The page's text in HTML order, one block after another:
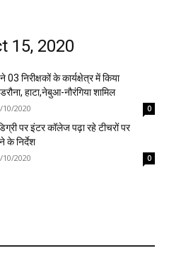
15, 2020
निरीक्षकों के कार्यक्षेत्र में किया
हाटा,नेबुआ-नौरंगिया शामिल
10/2020 0
पर इंटर कॉलेज पढ़ा रहे टीचरों पर
के निर्देश
10/2020 0